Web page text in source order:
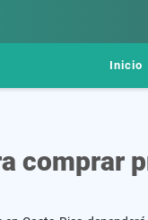
Inicio
comprar